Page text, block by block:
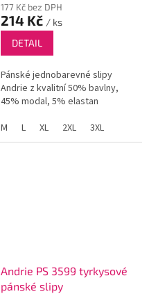
177 Kč bez DPH
214 Kč / ks
DETAIL
Pánské jednobarevné slipy
Andrie z kvalitní 50% bavlny,
45% modal, 5% elastan
M
L XL 2XL 3XL
Andrie PS 3599 tyrkysové
pánské slipy